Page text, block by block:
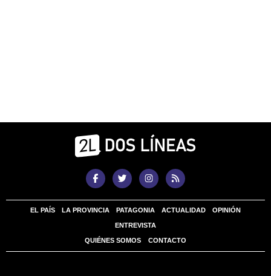
EL PAÍS LA PROVINCIA PATAGONIA ACTUALIDAD OPINIÓN
ENTREVISTA
QUIÉNES SOMOS CONTACTO